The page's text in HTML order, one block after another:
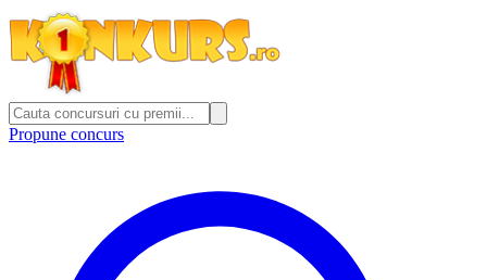
Propune concurs